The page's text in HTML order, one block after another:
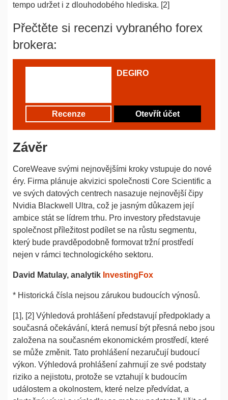
tempo udržet i z dlouhodobého hlediska. [2]
Přečtěte si recenzi vybraného forex
brokera:
DEGIRO
Recenze Otevřít účet
Závěr
CoreWeave svými nejnovějšími kroky vstupuje do nové
éry. Firma plánuje akvizici společnosti Core Scientific a
ve svých datových centrech nasazuje nejnovější čipy
Nvidia Blackwell Ultra, což je jasným důkazem její
ambice stát se lídrem trhu. Pro investory představuje
společnost příležitost podílet se na růstu segmentu,
který bude pravděpodobně formovat tržní prostředí
nejen v rámci technologického sektoru.
David Matulay, analytik InvestingFox
* Historická čísla nejsou zárukou budoucích výnosů.
[1], [2] Výhledová prohlášení představují předpoklady a
současná očekávání, která nemusí být přesná nebo jsou
založena na současném ekonomickém prostředí, které
se může změnit. Tato prohlášení nezaručují budoucí
výkon. Výhledová prohlášení zahrnují ze své podstaty
riziko a nejistotu, protože se vztahují k budoucím
událostem a okolnostem, které nelze předvídat, a